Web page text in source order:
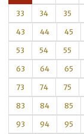
33 34 35
43 44 45
53 54 55
63 64 65
73 74 75
83 84 85
93 94 95